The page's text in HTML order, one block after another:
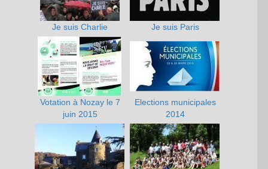
Je suis Charlie Je suis Paris
Votation à Nozay le 7
juin 2015
Elections municipales
2014